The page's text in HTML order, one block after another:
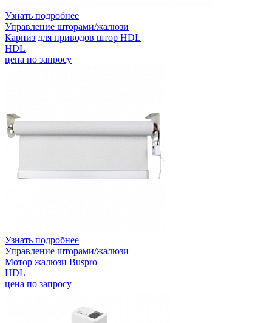
Узнать подробнее
Управление шторами/жалюзи
Карниз для приводов штор HDL
HDL
цена по запросу
Узнать подробнее
Управление шторами/жалюзи
Мотор жалюзи Buspro
HDL
цена по запросу